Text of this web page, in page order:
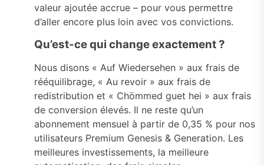
valeur ajoutée accrue – pour vous permettre
d’aller encore plus loin avec vos convictions.
Qu’est-ce qui change exactement ?
Nous disons « Auf Wiedersehen » aux frais de
rééquilibrage, « Au revoir » aux frais de
redistribution et « Chömmed guet hei » aux frais
de conversion élevés. Il ne reste qu’un
abonnement mensuel à partir de 0,35 % pour nos
utilisateurs Premium Genesis & Generation. Les
meilleures investissements, la meilleure